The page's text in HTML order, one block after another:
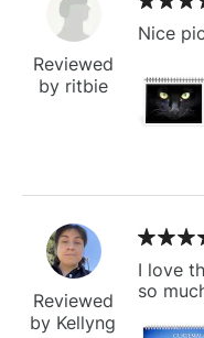
Reviewed
by ritbie
Nice
Reviewed
by Kellyng
I love
so